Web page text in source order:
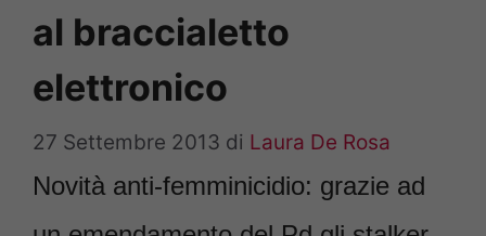
al braccialetto
elettronico
27 Settembre 2013 di Laura De Rosa
Novità anti-femminicidio: grazie ad